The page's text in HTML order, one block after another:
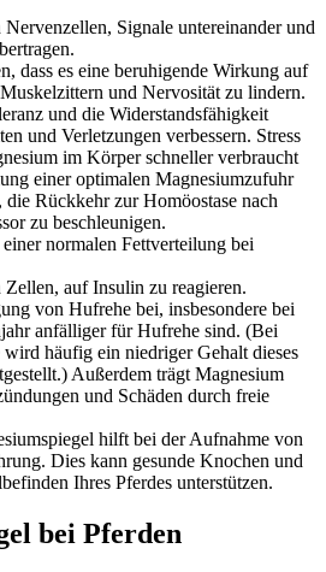
Signale untereinander und
dass es eine beruhigende Wirkung auf
und Nervosität zu lindern.
und die Widerstandsfähigkeit
und Verletzungen verbessern. Stress
im Körper schneller verbraucht
einer optimalen Magnesiumzufuhr
die Rückkehr zur Homöostase nach
zu beschleunigen.
normalen Fettverteilung bei
auf Insulin zu reagieren.
von Hufrehe bei, insbesondere bei
anfälliger für Hufrehe sind. (Bei
häufig ein niedriger Gehalt dieses
Außerdem trägt Magnesium
und Schäden durch freie
hilft bei der Aufnahme von
Dies kann gesunde Knochen und
Ihres Pferdes unterstützen.
bei Pferden